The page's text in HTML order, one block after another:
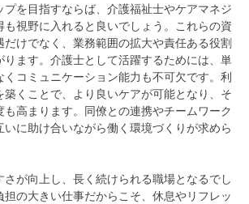
プを目指すならば、介護福祉士やケアマネジ
も視野に入れると良いでしょう。これらの資
だけでなく、業務範囲の拡大や責任ある役割
ります。介護士として活躍するためには、単
くコミュニケーション能力も不可欠です。利
築くことで、より良いケアが可能となり、そ
高まります。同僚との連携やチームワーク
いに助け合いながら働く環境づくりが求めら
さが向上し、長く続けられる職場となるでし
担の大きい仕事だからこそ、休息やリフレッ